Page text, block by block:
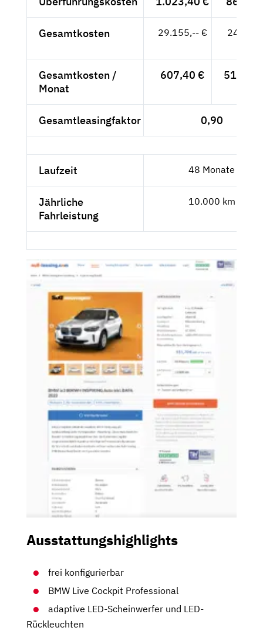
Gesamtkosten 29.155,-- €
Gesamtkosten /
Monat
607,40 € 510,42
Gesamtleasingfaktor 0,90
Laufzeit 48 Monate
Jährliche
Fahrleistung
10.000 km
Ausstattungshighlights
frei konfigurierbar
BMW Live Cockpit Professional
adaptive LED-Scheinwerfer und LED-
Rückleuchten